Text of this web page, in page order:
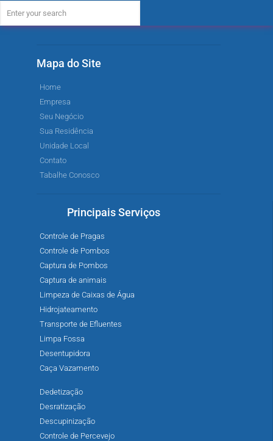
Mapa do Site
Home
Empresa
Seu Negócio
Sua Residência
Unidade Local
Contato
Tabalhe Conosco
Principais Serviços
Controle de Pragas
Controle de Pombos
Captura de Pombos
Captura de animais
Limpeza de Caixas de Água
Hidrojateamento
Transporte de Efluentes
Limpa Fossa
Desentupidora
Caça Vazamento
Dedetização
Desratização
Descupinização
Controle de Percevejo